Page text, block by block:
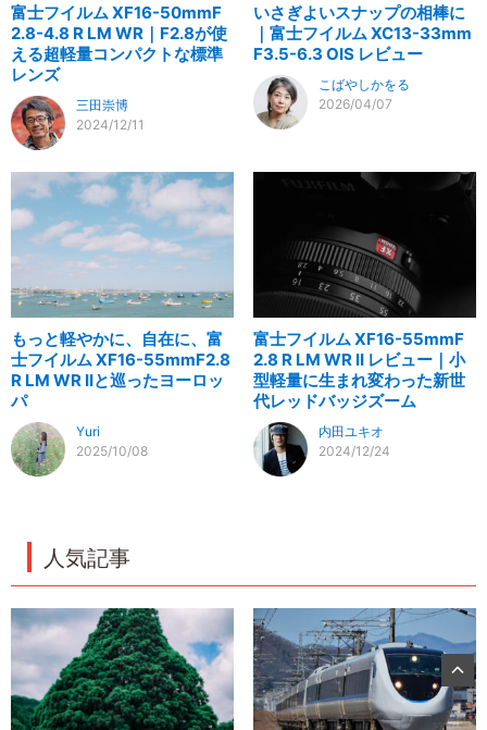
富士フイルム XF16-50mmF
2.8-4.8 R LM WR｜F2.8が使
える超軽量コンパクトな標準
レンズ
三田崇博
2024/12/11
いさぎよいスナップの相棒に
｜富士フイルム XC13-33mm
F3.5-6.3 OIS レビュー
こばやしかをる
2026/04/07
もっと軽やかに、自在に、富
士フイルム XF16-55mmF2.8
R LM WR IIと巡ったヨーロッ
パ
Yuri
2025/10/08
富士フイルム XF16-55mmF
2.8 R LM WR II レビュー｜小
型軽量に生まれ変わった新世
代レッドバッジズーム
内田ユキオ
2024/12/24
人気記事